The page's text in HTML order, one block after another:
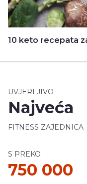
10 keto recepata
UVJERLJIVO
Najveća
FITNESS ZAJEDNICA
S PREKO
750 000